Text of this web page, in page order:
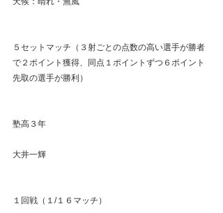
５セットマッチ（３射ごとの点数の高い選手が勝者
で２ポイント獲得、同点１ポイントずつ６ポイント
先取の選手が勝利）
塾高３年
大井一輝
１回戦（１/１６マッチ）